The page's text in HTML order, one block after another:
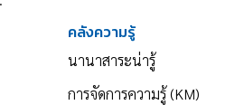
คลังความรู้
นานาสาระน่ารู้
การจัดการความรู้ (KM)